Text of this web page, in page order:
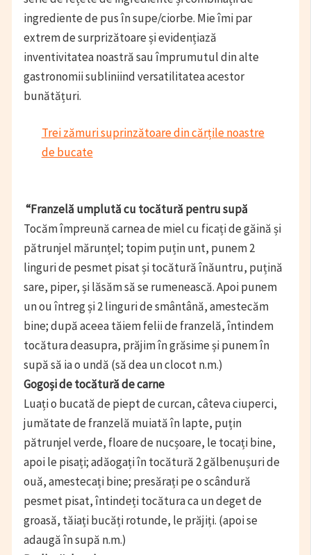
ingrediente de pus în supe/ciorbe. Mie îmi par
extrem de surprizătoare și evidențiază
inventivitatea noastră sau împrumutul din alte
gastronomii subliniind versatilitatea acestor
bunătățuri.
Trei zămuri suprinzătoare din cărțile noastre
de bucate
“Franzelă umplută cu tocătură pentru supă
Tocăm împreună carnea de miel cu ficați de găină și
pătrunjel mărunțel; topim puțin unt, punem 2
linguri de pesmet pisat și tocătură înăuntru, puțină
sare, piper, și lăsăm să se rumenească. Apoi punem
un ou întreg și 2 linguri de smântână, amestecăm
bine; după aceea tăiem felii de franzelă, întindem
tocătura deasupra, prăjim în grăsime și punem în
supă să ia o undă (să dea un clocot n.m.)
Gogoși de tocătură de carne
Luați o bucată de piept de curcan, câteva ciuperci,
jumătate de franzelă muiată în lapte, puțin
pătrunjel verde, floare de nucșoare, le tocați bine,
apoi le pisați; adăogați în tocătură 2 gălbenușuri de
ouă, amestecați bine; presărați pe o scândură
pesmet pisat, întindeți tocătura ca un deget de
groasă, tăiați bucăți rotunde, le prăjiți. (apoi se
adaugă în supă n.m.)